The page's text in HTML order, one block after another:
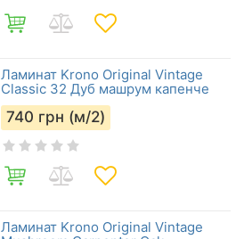
Ламинат Krono Original Vintage
Classic 32 Дуб машрум капенче
740 грн (м/2)
Ламинат Krono Original Vintage